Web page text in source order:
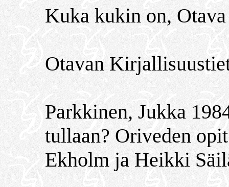
Kuka kukin on,
Otavan
Parkkinen, Jukka
tullaan? Oriveden
Ekholm ja Heikki